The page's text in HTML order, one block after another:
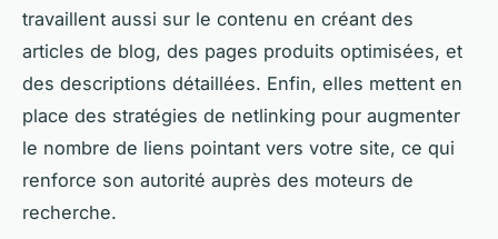
travaillent aussi sur le contenu en créant des
articles de blog, des pages produits optimisées, et
des descriptions détaillées. Enfin, elles mettent en
place des stratégies de netlinking pour augmenter
le nombre de liens pointant vers votre site, ce qui
renforce son autorité auprès des moteurs de
recherche.